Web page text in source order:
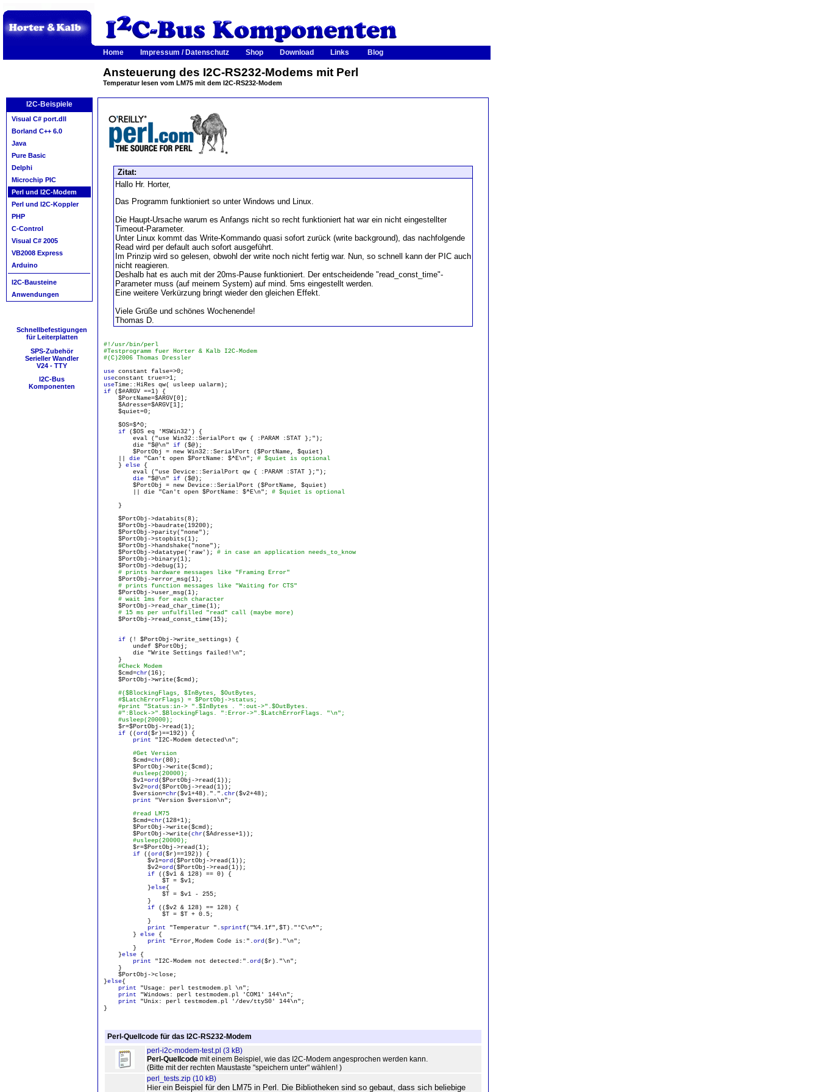
Home Impressum / Datenschutz Shop Download Links Blog
Ansteuerung des I2C-RS232-Modems mit Perl
Temperatur lesen vom LM75 mit dem I2C-RS232-Modem
I2C-Beispiele
Visual C# port.dll
Borland C++ 6.0
Java
Pure Basic
Delphi
Microchip PIC
Perl und I2C-Modem
Perl und I2C-Koppler
PHP
C-Control
Visual C# 2005
VB2008 Express
Arduino
I2C-Bausteine
Anwendungen
Schnellbefestigungen
für Leiterplatten
SPS-Zubehör
Serieller Wandler
V24 - TTY
I2C-Bus
Komponenten
Zitat:
Hallo Hr. Horter,
Das Programm funktioniert so unter Windows und Linux.
Die Haupt-Ursache warum es Anfangs nicht so recht funktioniert hat war ein nicht eingestellter
Timeout-Parameter.
Unter Linux kommt das Write-Kommando quasi sofort zurück (write background), das nachfolgende
Read wird per default auch sofort ausgeführt.
Im Prinzip wird so gelesen, obwohl der write noch nicht fertig war. Nun, so schnell kann der PIC auch
nicht reagieren.
Deshalb hat es auch mit der 20ms-Pause funktioniert. Der entscheidende "read_const_time"-
Parameter muss (auf meinem System) auf mind. 5ms eingestellt werden.
Eine weitere Verkürzung bringt wieder den gleichen Effekt.
Viele Grüße und schönes Wochenende!
Thomas D.
#!/usr/bin/perl
#Testprogramm fuer Horter & Kalb I2C-Modem
#(C)2006 Thomas Dressler
use constant false=>0;
useconstant true=>1;
useTime::HiRes qw( usleep ualarm);
if ($#ARGV ==1) {
$PortName=$ARGV[0];
$Adresse=$ARGV[1];
$quiet=0;
$OS=$^O;
if ($OS eq 'MSWin32') {
eval ("use Win32::SerialPort qw { :PARAM :STAT };");
die "$@\n" if ($@);
$PortObj = new Win32::SerialPort ($PortName, $quiet)
die "Can't open $PortName: $^E\n"; # $quiet is optional
} else {
eval ("use Device::SerialPort qw { :PARAM :STAT };");
die "$@\n" if ($@);
$PortObj = new Device::SerialPort ($PortName, $quiet)
|| die "Can't open $PortName: $^E\n"; # $quiet is optional
}
$PortObj->databits(8);
$PortObj->baudrate(19200);
$PortObj->parity("none");
$PortObj->stopbits(1);
$PortObj->handshake("none");
$PortObj->datatype('raw'); # in case an application needs_to_know
$PortObj->binary(1);
$PortObj->debug(1);
# prints hardware messages like "Framing Error"
$PortObj->error_msg(1);
# prints function messages like "Waiting for CTS"
$PortObj->user_msg(1);
# wait 1ms for each character
$PortObj->read_char_time(1);
# 15 ms per unfulfilled "read" call (maybe more)
$PortObj->read_const_time(15);
if (! $PortObj->write_settings) {
undef $PortObj;
die "Write Settings failed!\n";
}
#Check Modem
$cmd=chr(16);
$PortObj->write($cmd);
#($BlockingFlags, $InBytes, $OutBytes,
#$LatchErrorFlags) = $PortObj->status;
#print "Status:in-> ".$InBytes . ":out->".$OutBytes.
#":Block->".$BlockingFlags. ":Error->".$LatchErrorFlags. "\n";
#usleep(20000);
$r=$PortObj->read(1);
if ((ord($r)==192)) {
print "I2C-Modem detected\n";
#Get Version
$cmd=chr(80);
$PortObj->write($cmd);
#usleep(20000);
$v1=ord($PortObj->read(1));
$v2=ord($PortObj->read(1));
$version=chr($v1+48).".".chr($v2+48);
print "Version $version\n";
#read LM75
$cmd=chr(128+1);
$PortObj->write($cmd);
$PortObj->write(chr($Adresse+1));
#usleep(20000);
$r=$PortObj->read(1);
if ((ord($r)==192)) {
$v1=ord($PortObj->read(1));
$v2=ord($PortObj->read(1));
if (($v1 & 128) == 0) {
$T = $v1;
}else{
$T = $v1 - 255;
}
if (($v2 & 128) == 128) {
$T = $T + 0.5;
}
print "Temperatur ". sprintf("%4.1f",$T)."°C\n^";
} else {
print "Error,Modem Code is:".ord($r)."\n";
}
}else {
print "I2C-Modem not detected:".ord($r)."\n";
}
$PortObj->close;
}else{
print "Usage: perl testmodem.pl \n";
print "Windows: perl testmodem.pl 'COM1' 144\n";
print "Unix: perl testmodem.pl '/dev/ttyS0' 144\n";
}
Perl-Quellcode für das I2C-RS232-Modem
perl-i2c-modem-test.pl (3 kB)
Perl-Quellcode mit einem Beispiel, wie das I2C-Modem angesprochen werden kann.
(Bitte mit der rechten Maustaste "speichern unter" wählen! )
perl_tests.zip (10 kB)
Hier ein Beispiel für den LM75 in Perl. Die Bibliotheken sind so gebaut, dass sich beliebige